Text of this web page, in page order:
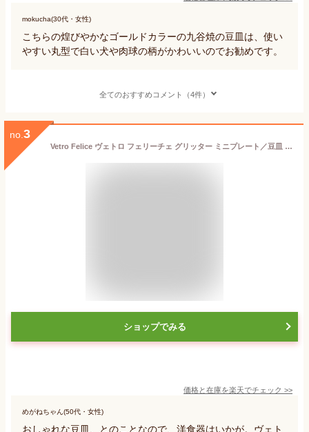
mokucha(30代・女性)
こちらの煌びやかなゴールドカラーの九谷焼の豆皿は、使い
やすい丸型で白い犬や肉球の柄がかわいいのでお勧めです。
全てのおすすめコメント（4件）
no. 3
Vetro Felice ヴェトロ フェリーチェ グリッター ミニプレート／豆皿 9cm ニューゴールド /// 小皿 丸皿 ガラス 金 おしゃれ 9センチ 食器 イタリアンデザイン 小物入れ トレイ キラキラ // ギフト プレゼント 贈り物 プチギフト 結婚祝い 内祝い 誕生日
ショップでみる
価格と在庫を楽天でチェック >>
めがねちゃん(50代・女性)
おしゃれな豆皿、とのことなので、洋食器はいかが。ヴェト